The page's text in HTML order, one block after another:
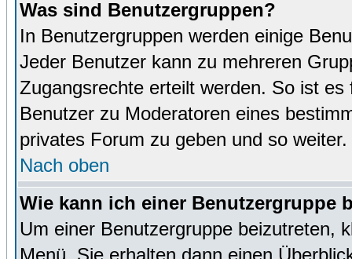
Was sind Benutzergruppen?
In Benutzergruppen werden einige
Jeder Benutzer kann zu mehreren
Zugangsrechte erteilt werden. So ist
Benutzer zu Moderatoren eines
privates Forum zu geben und so weiter.
Nach oben
Wie kann ich einer Benutzergruppe
Um einer Benutzergruppe beizutreten,
Menü. Sie erhalten dann einen